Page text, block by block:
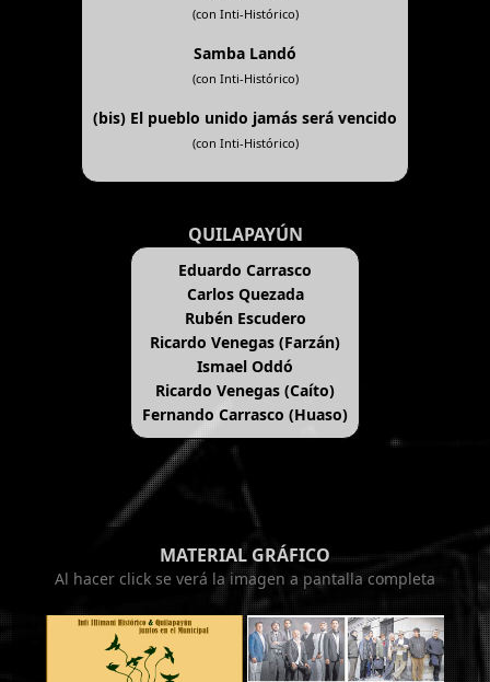
(con Inti-Histórico)
Samba Landó
(con Inti-Histórico)
(bis) El pueblo unido jamás será vencido
(con Inti-Histórico)
QUILAPAYÚN
Eduardo Carrasco
Carlos Quezada
Rubén Escudero
Ricardo Venegas (Farzán)
Ismael Oddó
Ricardo Venegas (Caíto)
Fernando Carrasco (Huaso)
MATERIAL GRÁFICO
Al hacer click se verá la imagen a pantalla completa